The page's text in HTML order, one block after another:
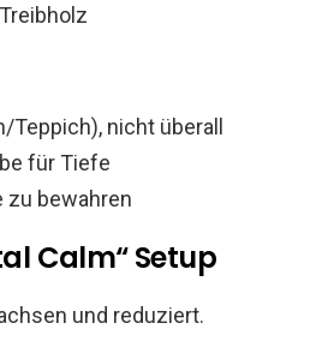
nicht überall
für Tiefe
zu bewahren
Calm“ Setup
und reduziert.